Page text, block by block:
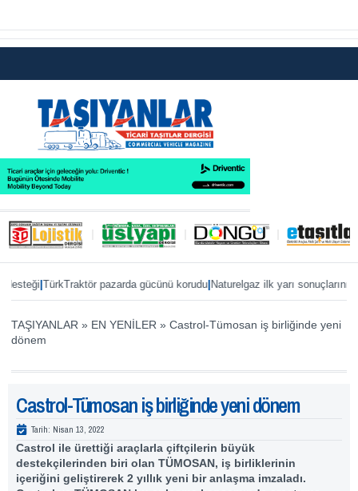
|TürkTraktör pazarda gücünü korudu|Naturelgaz ilk yarı sonuçlarını
TAŞIYANLAR » EN YENİLER » Castrol-Tümosan iş birliğinde yeni
dönem
Castrol-Tümosan iş birliğinde yeni dönem
Tarih: Nisan 13, 2022
Castrol ile ürettiği araçlarla çiftçilerin büyük
destekçilerinden biri olan TÜMOSAN, iş birliklerinin
içeriğini geliştirerek 2 yıllık yeni bir anlaşma imzaladı.